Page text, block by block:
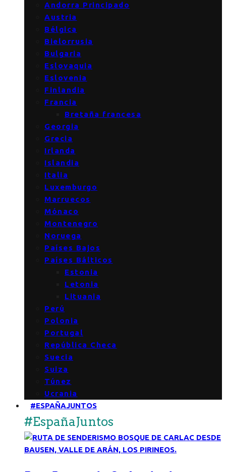
Andorra Principado
Austria
Bélgica
Bielorrusia
Bulgaria
Eslovaquia
Eslovenia
Finlandia
Francia
Bretaña francesa
Georgia
Grecia
Irlanda
Islandia
Italia
Luxemburgo
Marruecos
Mónaco
Montenegro
Noruega
Países Bajos
Países Bálticos
Estonia
Letonia
Lituania
Perú
Polonia
Portugal
República Checa
Suecia
Suiza
Túnez
Ucrania
#ESPAÑAJUNTOS
#EspañaJuntos